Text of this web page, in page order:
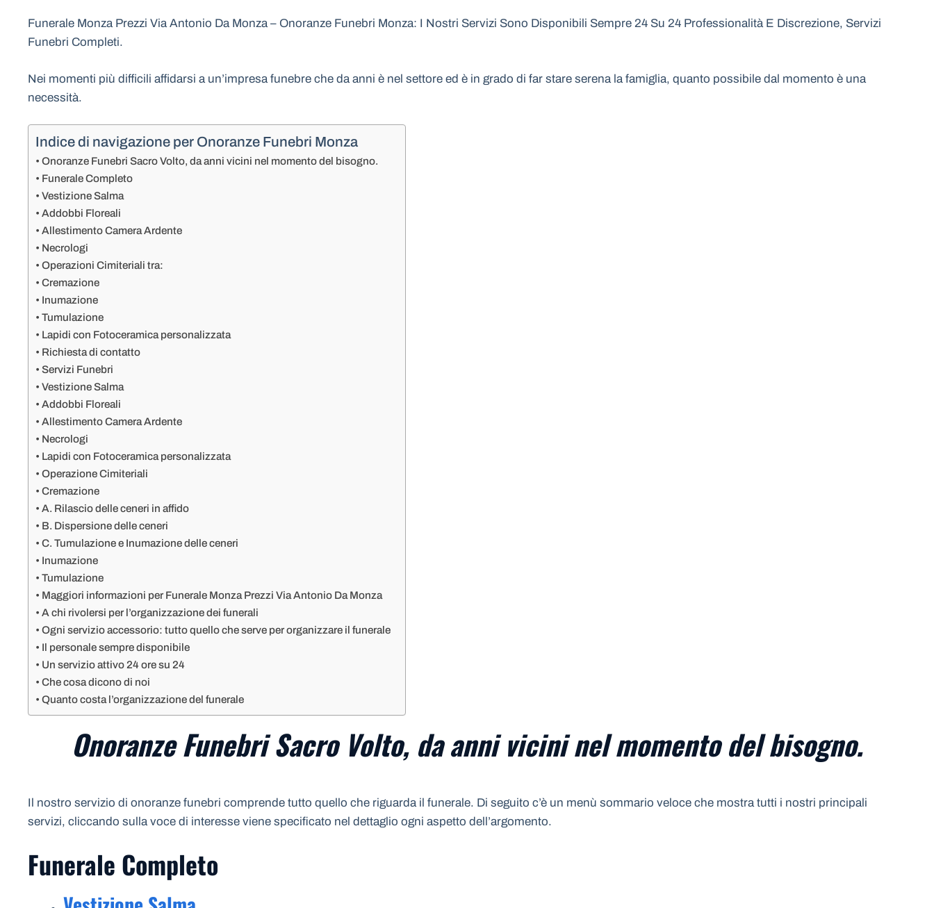
Funerale Monza Prezzi Via Antonio Da Monza – Onoranze Funebri Monza: I Nostri Servizi Sono Disponibili Sempre 24 Su 24 Professionalità E Discrezione, Servizi
Funebri Completi.
Nei momenti più difficili affidarsi a un’impresa funebre che da anni è nel settore ed è in grado di far stare serena la famiglia, quanto possibile dal momento è una
necessità.
Indice di navigazione per Onoranze Funebri Monza
Onoranze Funebri Sacro Volto, da anni vicini nel momento del bisogno.
Funerale Completo
Vestizione Salma
Addobbi Floreali
Allestimento Camera Ardente
Necrologi
Operazioni Cimiteriali tra:
Cremazione
Inumazione
Tumulazione
Lapidi con Fotoceramica personalizzata
Richiesta di contatto
Servizi Funebri
Vestizione Salma
Addobbi Floreali
Allestimento Camera Ardente
Necrologi
Lapidi con Fotoceramica personalizzata
Operazione Cimiteriali
Cremazione
A. Rilascio delle ceneri in affido
B. Dispersione delle ceneri
C. Tumulazione e Inumazione delle ceneri
Inumazione
Tumulazione
Maggiori informazioni per Funerale Monza Prezzi Via Antonio Da Monza
A chi rivolersi per l’organizzazione dei funerali
Ogni servizio accessorio: tutto quello che serve per organizzare il funerale
Il personale sempre disponibile
Un servizio attivo 24 ore su 24
Che cosa dicono di noi
Quanto costa l’organizzazione del funerale
Onoranze Funebri Sacro Volto, da anni vicini nel momento del bisogno.
Il nostro servizio di onoranze funebri comprende tutto quello che riguarda il funerale. Di seguito c’è un menù sommario veloce che mostra tutti i nostri principali
servizi, cliccando sulla voce di interesse viene specificato nel dettaglio ogni aspetto dell’argomento.
Funerale Completo